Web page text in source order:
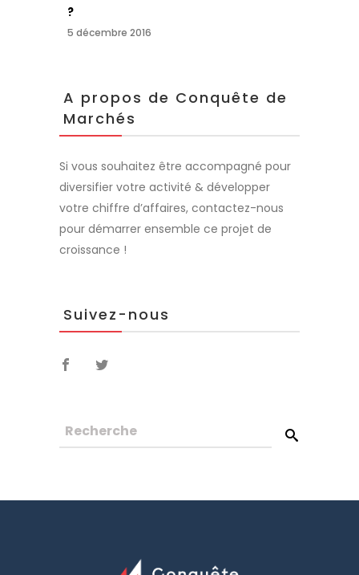
?
5 décembre 2016
A propos de Conquête de
Marchés
Si vous souhaitez être accompagné pour
diversifier votre activité & développer
votre chiffre d’affaires, contactez-nous
pour démarrer ensemble ce projet de
croissance !
Suivez-nous